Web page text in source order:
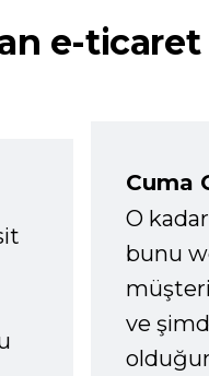
e-ticaret
Cuma
O
bunu
ve